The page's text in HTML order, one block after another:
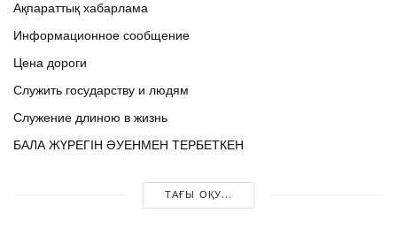
Ақпараттық хабарлама
Информационное сообщение
Цена дороги
Служить государству и людям
Служение длиною в жизнь
БАЛА ЖҮРЕГІН ӘУЕНМЕН ТЕРБЕТКЕН
ТАҒЫ ОҚУ...